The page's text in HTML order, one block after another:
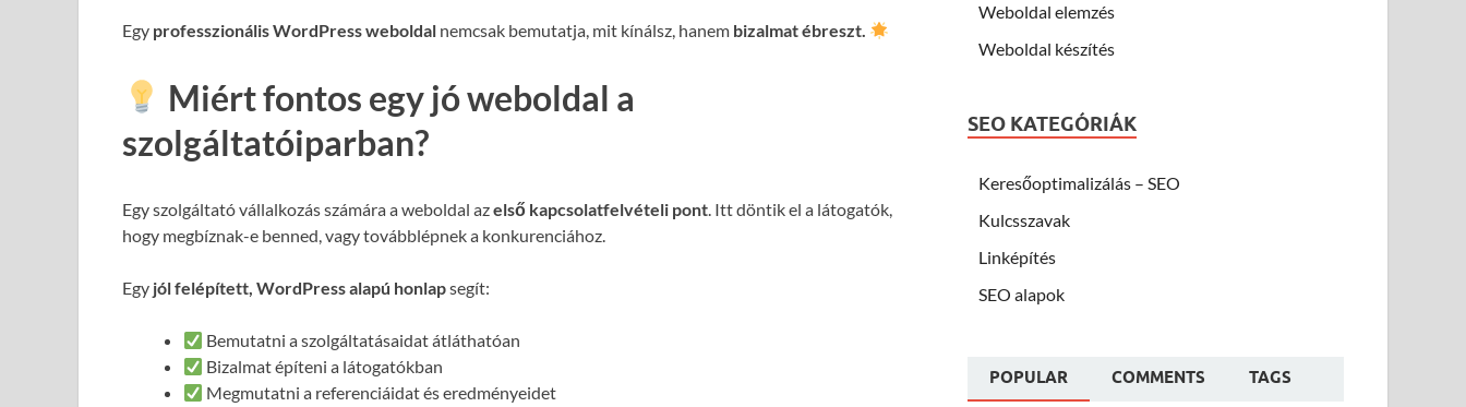
Egy professzionális WordPress weboldal nemcsak bemutatja, mit kínálsz, hanem bizalmat ébreszt.
Miért fontos egy jó weboldal a
szolgáltatóiparban?
Egy szolgáltató vállalkozás számára a weboldal azelső kapcsolatfelvételi pont. Itt döntik el a látogatók,
hogy megbíznak-e benned, vagy továbblépnek a konkurenciához.
Egy jól felépített, WordPress alapú honlapsegít:
Bemutatni a szolgáltatásaidat átláthatóan
Bizalmat építeni a látogatókban
Megmutatni a referenciáidat és eredményeidet
Weboldal elemzés
Weboldal készítés
SEO KATEGÓRIÁK
Keresőoptimalizálás – SEO
Kulcsszavak
Linképítés
SEO alapok
POPULAR COMMENTS TAGS